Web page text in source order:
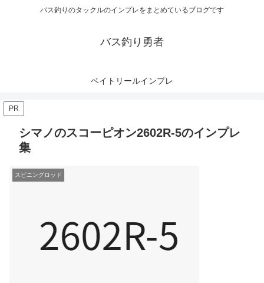
バス釣りのタックルのインプレをまとめているブログです
バス釣り勇者
ベイトリールインプレ
PR
シマノのスコーピオン2602R-5のインプレ
集
スピニングロッド